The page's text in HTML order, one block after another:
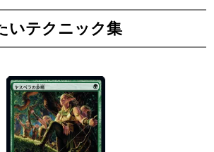
いテクニック集